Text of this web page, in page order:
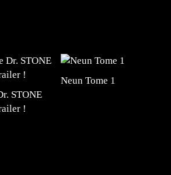
STONE
!
Neun Tome 1